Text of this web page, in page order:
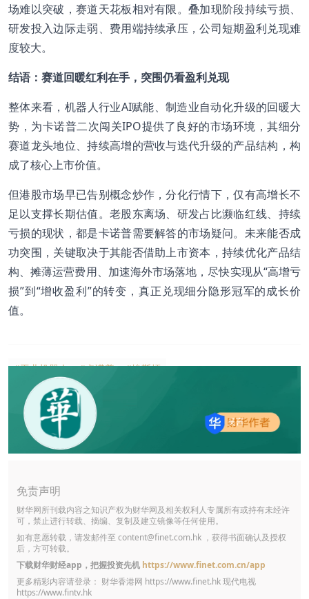
场难以突破，赛道天花板相对有限。叠加现阶段持续亏损、
研发投入边际走弱、费用端持续承压，公司短期盈利兑现难
度较大。
结语：赛道回暖红利在手，突围仍看盈利兑现
整体来看，机器人行业AI赋能、制造业自动化升级的回暖大
势，为卡诺普二次闯关IPO提供了良好的市场环境，其细分
赛道龙头地位、持续高增的营收与迭代升级的产品结构，构
成了核心上市价值。
但港股市场早已告别概念炒作，分化行情下，仅有高增长不
足以支撑长期估值。老股东离场、研发占比濒临红线、持续
亏损的现状，都是卡诺普需要解答的市场疑问。未来能否成
功突围，关键取决于其能否借助上市资本，持续优化产品结
构、摊薄运营费用、加速海外市场落地，尽快实现从“高增亏
损”到“增收盈利”的转变，真正兑现细分隐形冠军的成长价
值。
#工业机器人 #卡诺普 #埃斯顿
吴言
免责声明
财华网所刊载内容之知识产权为财华网及相关权利人专属所有或持有未经许
可，禁止进行转载、摘编、复制及建立镜像等任何使用。
如有意愿转载，请发邮件至 content@finet.com.hk ，获得书面确认及授权
后，方可转载。
下载财华财经app，把握投资先机 https://www.finet.com.cn/app
更多精彩内容请登录： 财华香港网 https://www.finet.hk现代电视
https://www.fintv.hk